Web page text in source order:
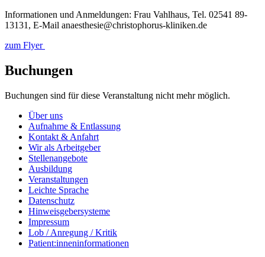
Informationen und Anmeldungen: Frau Vahlhaus, Tel. 02541 89-
13131, E-Mail anaesthesie@christophorus-kliniken.de
zum Flyer
Buchungen
Buchungen sind für diese Veranstaltung nicht mehr möglich.
Über uns
Aufnahme & Entlassung
Kontakt & Anfahrt
Wir als Arbeitgeber
Stellenangebote
Ausbildung
Veranstaltungen
Leichte Sprache
Datenschutz
Hinweisgebersysteme
Impressum
Lob / Anregung / Kritik
Patient:inneninformationen